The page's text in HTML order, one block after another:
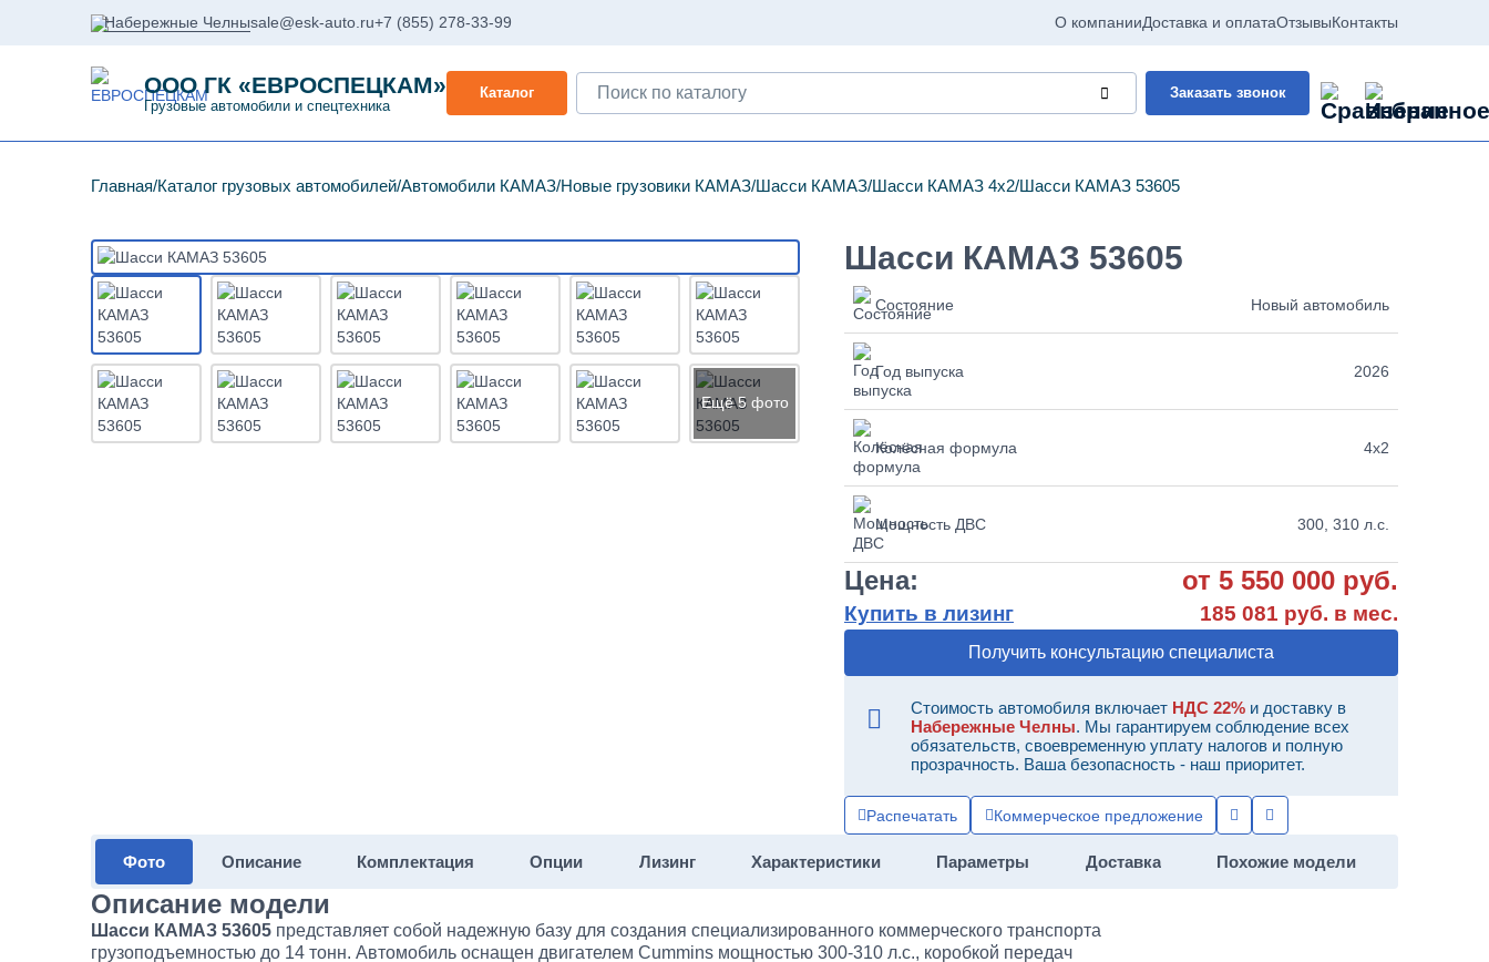
Набережные Челныsale@esk-auto.ru+7 (855) 278-33-99 О компанииДоставка и оплатаОтзывыКонтакты
ООО ГК «ЕВРОСПЕЦКАМ»
Грузовые автомобили и спецтехника
Каталог Заказать звонок
Главная Каталог грузовых автомобилей Автомобили КАМАЗ Новые грузовики КАМАЗ Шасси КАМАЗ Шасси КАМАЗ 4х2 Шасси КАМАЗ 53605
Шасси КАМАЗ 53605
Состояние Новый автомобиль
Год выпуска 2026
Колёсная формула 4х2
Мощность ДВС 300, 310 л.с.
Цена: от 5 550 000 руб.
Купить в лизинг 185 081 руб. в мес.
Получить консультацию специалиста
Стоимость автомобиля включает НДС 22% и доставку в
Набережные Челны. Мы гарантируем соблюдение всех
обязательств, своевременную уплату налогов и полную
прозрачность. Ваша безопасность - наш приоритет.
Распечатать Коммерческое предложение
Фото Описание Комплектация Опции Лизинг Характеристики Параметры Доставка Похожие модели
Описание модели
Шасси КАМАЗ 53605 представляет собой надежную базу для создания специализированного коммерческого транспорта
грузоподъемностью до 14 тонн. Автомобиль оснащен двигателем Cummins мощностью 300-310 л.с., коробкой передач